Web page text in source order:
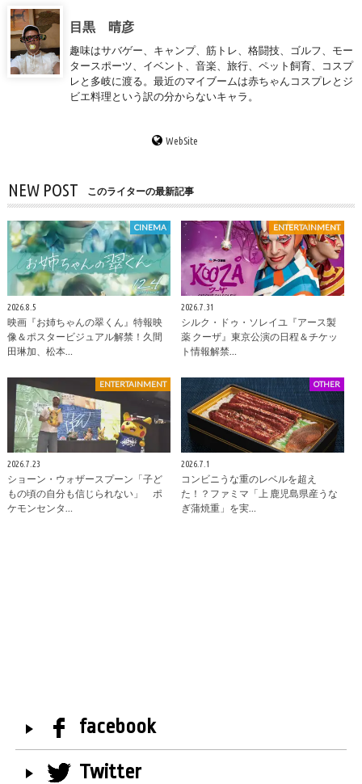
目黒 晴彦
趣味はサバゲー、キャンプ、筋トレ、格闘技、ゴルフ、モー
タースポーツ、イベント、音楽、旅行、ペット飼育、コスプ
レと多岐に渡る。最近のマイブームは赤ちゃんコスプレとジ
ビエ料理という訳の分からないキャラ。
WebSite
NEW POST このライターの最新記事
CINEMA
2026.8.5
映画『お姉ちゃんの翠くん』特報映
像＆ポスタービジュアル解禁！久間
田琳加、松本…
ENTERTAINMENT
2026.7.31
シルク・ドゥ・ソレイユ『アース製
薬 クーザ』東京公演の日程＆チケッ
ト情報解禁…
ENTERTAINMENT
2026.7.23
ショーン・ウォザースプーン「子ど
もの頃の自分も信じられない」 ポ
ケモンセンタ…
OTHER
2026.7.1
コンビニうな重のレベルを超え
た！？ファミマ「上 鹿児島県産うな
ぎ蒲焼重」を実…
facebook
Twitter